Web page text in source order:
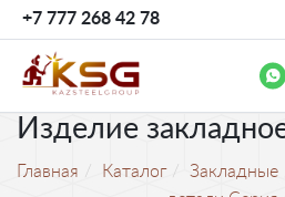
+7 777 268 42 78
Изделие
Главная Каталог
Закладные